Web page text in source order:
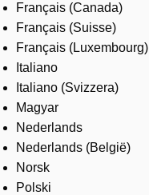
Français (Canada)
Français (Suisse)
Français (Luxembourg)
Italiano
Italiano (Svizzera)
Magyar
Nederlands
Nederlands (België)
Norsk
Polski